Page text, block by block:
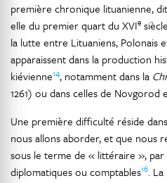
première chronique lituanienne,
elle du premier quart du XVIe siècle
la lutte entre Lituaniens, Polonais
apparaissent dans la production
kiévienne14, notamment dans la
1261) ou dans celles de Novgorod
Une première difficulté réside
nous allons aborder, et que nous
sous le terme de « littéraire »,
diplomatiques ou comptables16. La